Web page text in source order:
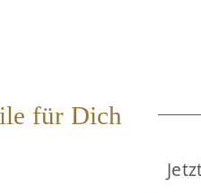
für Dich